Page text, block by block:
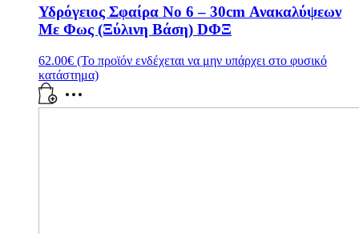
Υδρόγειος Σφαίρα Νο 6 – 30cm Ανακαλύψεων
Με Φως (Ξύλινη Βάση) DΦΞ
62.00€ (Το προϊόν ενδέχεται να μην υπάρχει στο φυσικό
κατάστημα)